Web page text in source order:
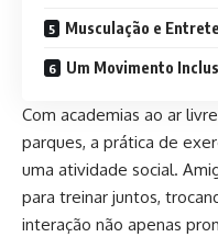
Musculação e
Um Movimento
Com academias ao ar
parques, a prática de
uma atividade social.
para treinar juntos,
interação não apenas